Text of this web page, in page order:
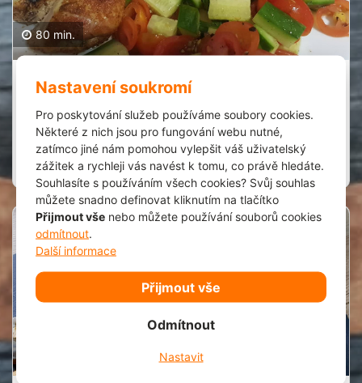
Nastavení soukromí
Pro poskytování služeb používáme soubory cookies.
Některé z nich jsou pro fungování webu nutné,
zatímco jiné nám pomohou vylepšit váš uživatelský
zážitek a rychleji vás navést k tomu, co právě hledáte.
Souhlasíte s používáním všech cookies? Svůj souhlas
můžete snadno definovat kliknutím na tlačítko
Přijmout vše nebo můžete používání souborů cookies
odmítnout
Další informace
Přijmout vše
Odmítnout
Nastavit
80 min.
Voňavé kuřecí paličky
24.1.2022
Extrémně jednoduchý a rychlý!
Zobrazit recept Spork it